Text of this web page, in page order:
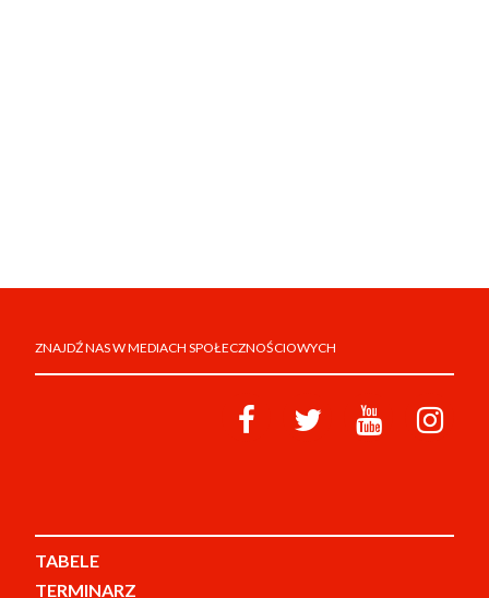
ZNAJDŹ NAS W MEDIACH SPOŁECZNOŚCIOWYCH
TABELE
TERMINARZ